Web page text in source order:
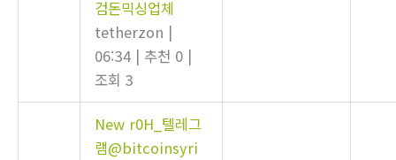
검돈믹싱업체
tetherzon |
06:34 | 추천 0 |
조회 3
New r0H_텔레그
램@bitcoinsyri